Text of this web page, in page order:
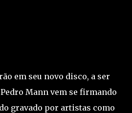
em seu novo disco, a ser
Mann vem se firmando
gravado por artistas como